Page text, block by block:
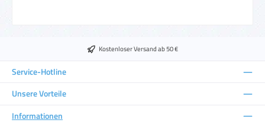
Kostenloser Versand ab 50 €
Service-Hotline
Unsere Vorteile
Informationen